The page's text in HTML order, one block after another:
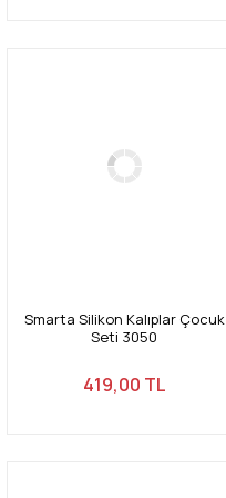
Smarta Silikon Kalıplar Çocuk
Seti 3050
419,00 TL